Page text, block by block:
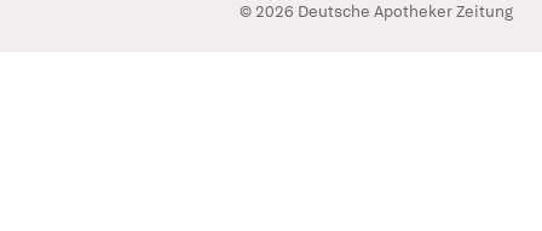
© 2026 Deutsche Apotheker Zeitung